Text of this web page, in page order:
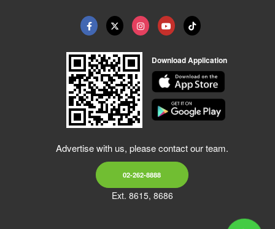
Download Application
Advertise with us, please contact our team.
02-262-8888
Ext. 8615, 8686